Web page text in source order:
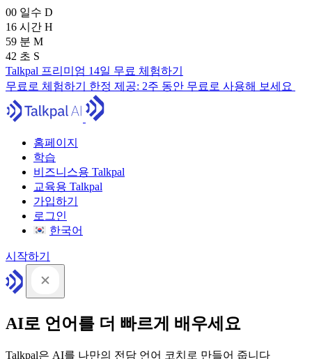
00 일수 D
16 시간 H
59 분 M
41 초 S
Talkpal 프리미엄 14일 무료 체험하기
무료로 체험하기 한정 제공: 2주 동안 무료로 사용해 보세요
홈페이지
학습
비즈니스용 Talkpal
교육용 Talkpal
가입하기
로그인
한국어
시작하기
AI로 언어를 더 빠르게 배우세요
Talkpal은 AI를 나만의 전담 언어 코치로 만들어 줍니다